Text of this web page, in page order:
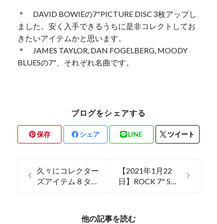
＊ DAVID BOWIEの7"PICTURE DISC 3枚アップし
ました。安く入手できるうちに是非コレクトしてお
きたいアイテムかと思います。
＊ JAMES TAYLOR, DAN FOGELBERG, MOODY
BLUESの7"、それぞれ名曲です。
ブログをシェアする
保存 シェア LINE ツイート
久々にコレクター
ズアイテム８タイ
【2021年1月22
日】ROCK 7" 5
追加しました。
他の記事を読む